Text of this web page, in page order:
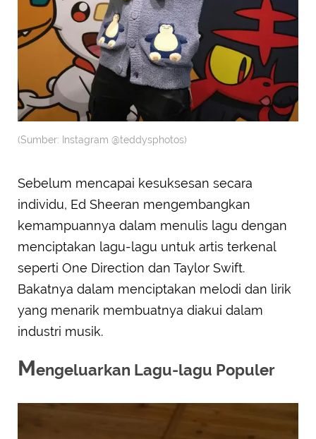
(Sumber: Instagram @teddysphotos)
Sebelum mencapai kesuksesan secara
individu, Ed Sheeran mengembangkan
kemampuannya dalam menulis lagu dengan
menciptakan lagu-lagu untuk artis terkenal
seperti One Direction dan Taylor Swift.
Bakatnya dalam menciptakan melodi dan lirik
yang menarik membuatnya diakui dalam
industri musik.
Mengeluarkan Lagu-lagu Populer